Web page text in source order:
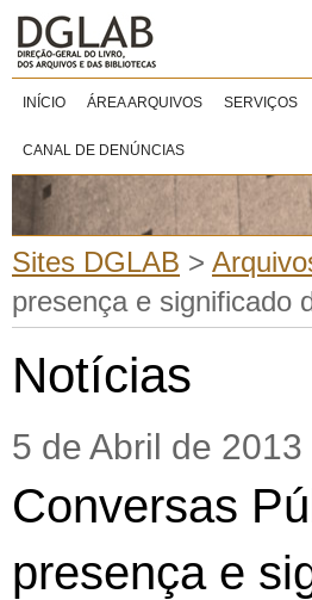
INÍCIO ÁREA ARQUIVOS SERVIÇOS
CANAL DE DENÚNCIAS
Sites DGLAB >
presença e significado
Notícias
5 de Abril de 2013
Conversas
presença e